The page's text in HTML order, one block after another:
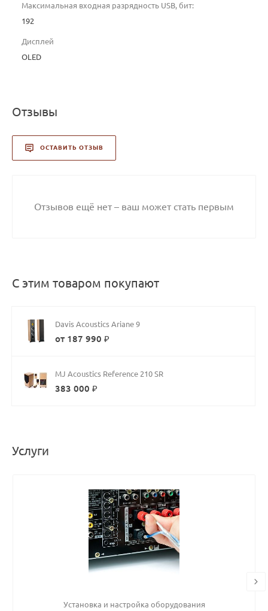
Максимальная входная разрядность USB, бит:
192
Дисплей
OLED
Отзывы
ОСТАВИТЬ ОТЗЫВ
Отзывов ещё нет – ваш может стать первым
С этим товаром покупают
Davis Acoustics Ariane 9
от 187 990 ₽
MJ Acoustics Reference 210 SR
383 000 ₽
Услуги
Установка и настройка оборудования